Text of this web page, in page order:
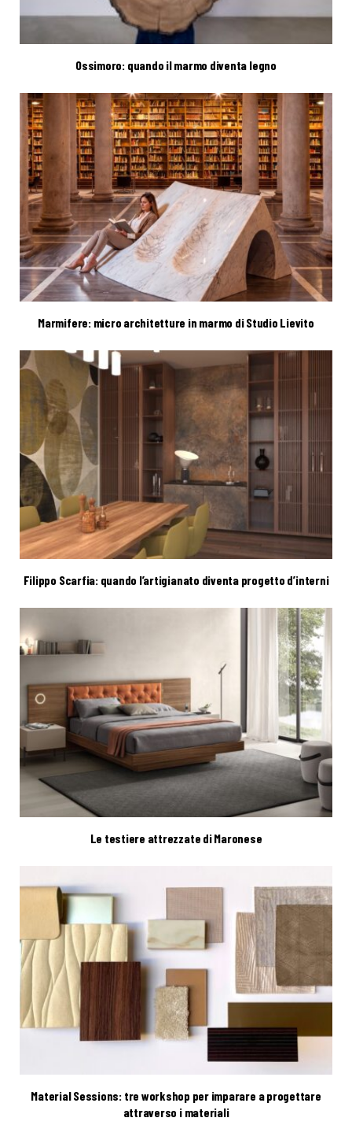
Ossimoro: quando il marmo diventa legno
Marmifere: micro architetture in marmo di Studio Lievito
Filippo Scarfia: quando l’artigianato diventa progetto d’interni
Le testiere attrezzate di Maronese
Material Sessions: tre workshop per imparare a progettare
attraverso i materiali